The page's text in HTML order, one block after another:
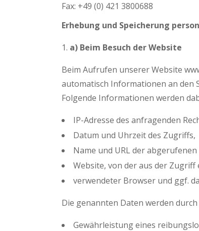
Fax: +49 (0) 421 3800688
Erhebung und Speicherung
a) Beim Besuch der Website
Beim Aufrufen unserer Website
automatisch Informationen an den
Folgende Informationen werden
IP-Adresse des anfragenden
Datum und Uhrzeit des Zugriffs,
Name und URL der abgerufenen
Website, von der aus der
verwendeter Browser und ggf.
Die genannten Daten werden
Gewährleistung eines